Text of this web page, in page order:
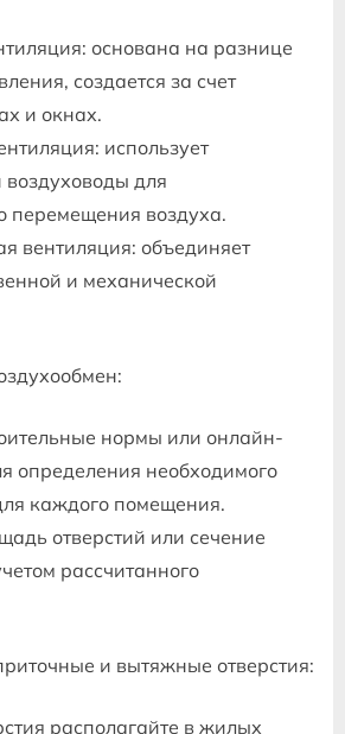
основана на разнице
создается за счет
и окнах.
использует
воздуховоды для
перемещения воздуха.
вентиляция: объединяет
и механической
нормы или онлайн-
определения необходимого
каждого помещения.
отверстий или сечение
рассчитанного
и вытяжные отверстия:
располагайте в жилых